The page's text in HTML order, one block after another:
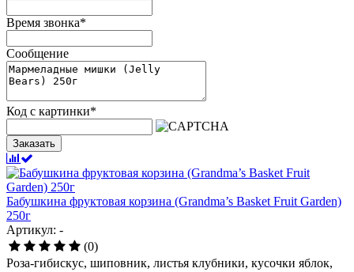
Время звонка*
Сообщение
Код с картинки*
Заказать
Бабушкина фруктовая корзина (Grandma’s Basket Fruit Garden)
250г
Артикул: -
(0)
Роза-гибискус, шиповник, листья клубники, кусочки яблок,